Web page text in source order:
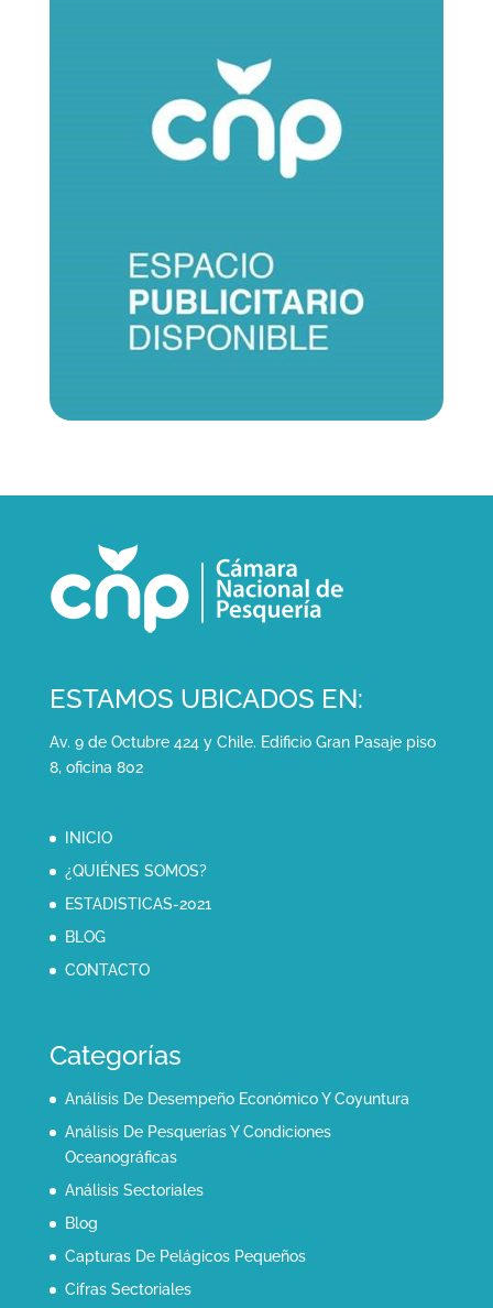
ESTAMOS UBICADOS EN:
Av. 9 de Octubre 424 y Chile. Edificio Gran Pasaje piso
8, oficina 802
INICIO
¿QUIÉNES SOMOS?
ESTADISTICAS-2021
BLOG
CONTACTO
Categorías
Análisis De Desempeño Económico Y Coyuntura
Análisis De Pesquerías Y Condiciones
Oceanográficas
Análisis Sectoriales
Blog
Capturas De Pelágicos Pequeños
Cifras Sectoriales